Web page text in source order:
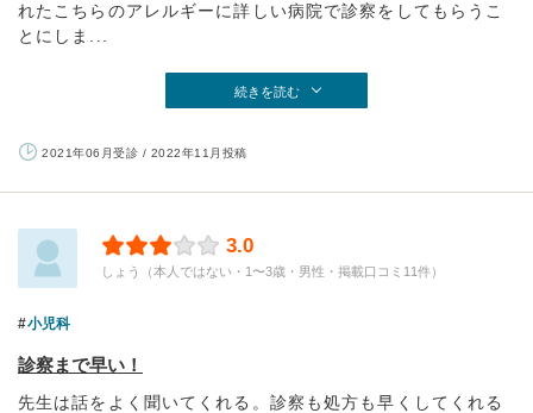
れたこちらのアレルギーに詳しい病院で診察をしてもらうこ
とにしま...
続きを読む
2021年06月受診 / 2022年11月投稿
3.0
しょう（本人ではない・1〜3歳・男性・掲載口コミ11件）
小児科
診察まで早い！
先生は話をよく聞いてくれる。診察も処方も早くしてくれる